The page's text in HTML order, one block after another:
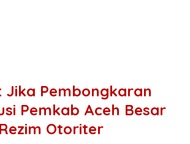
Jika Pembongkaran
Pemkab Aceh Besar
Otoriter